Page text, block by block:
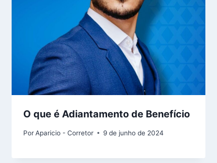
O que é Adiantamento de Benefício
PorAparicio - Corretor 9 de junho de 2024